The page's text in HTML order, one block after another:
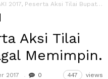
2017, Peserta Aksi Tilai Bupati Lebak Gagal Memimpin.
Aksi Tilai
Memimpin.
2017 0 447 views